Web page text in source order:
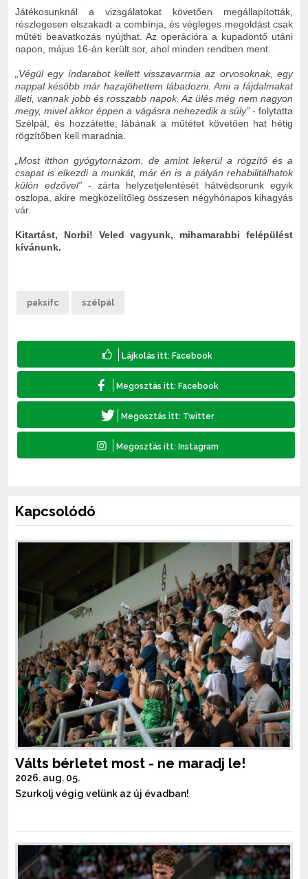
Játékosunknál a vizsgálatokat követően megállapították,
részlegesen elszakadt a combínja, és végleges megoldást csak
műtéti beavatkozás nyújthat. Az operációra a kupadöntő utáni
napon, május 16-án került sor, ahol minden rendben ment.
„Végül egy índarabot kellett visszavarrnia az orvosoknak, egy
nappal később már hazajöhettem lábadozni. Ami a fájdalmakat
illeti, vannak jobb és rosszabb napok. Az ülés még nem nagyon
megy, mivel akkor éppen a vágásra nehezedik a súly” - folytatta
Szélpál, és hozzátette, lábának a műtétet követően hat hétig
rögzítőben kell maradnia.
„Most itthon gyógytornázom, de amint lekerül a rögzítő és a
csapat is elkezdi a munkát, már én is a pályán rehabilitálhatok
külön edzővel” - zárta helyzetjelentését hátvédsorunk egyik
oszlopa, akire megközelítőleg összesen négyhónapos kihagyás
vár.
Kitartást, Norbi! Veled vagyunk, mihamarabbi felépülést
kívánunk.
paksifc szélpál
Kapcsolódó
Válts bérletet most - ne maradj le!
2026. aug. 05.
Szurkolj végig velünk az új évadban!